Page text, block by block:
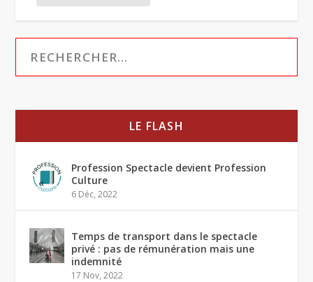
LE FLASH
Profession Spectacle devient Profession
Culture
6 Déc, 2022
Temps de transport dans le spectacle
privé : pas de rémunération mais une
indemnité
17 Nov, 2022